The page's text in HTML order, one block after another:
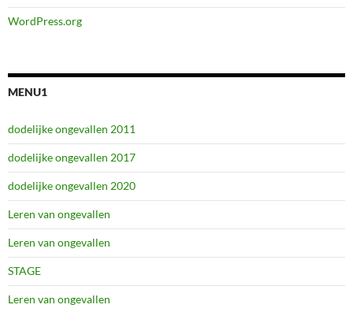
WordPress.org
MENU1
dodelijke ongevallen 2011
dodelijke ongevallen 2017
dodelijke ongevallen 2020
Leren van ongevallen
Leren van ongevallen
STAGE
Leren van ongevallen